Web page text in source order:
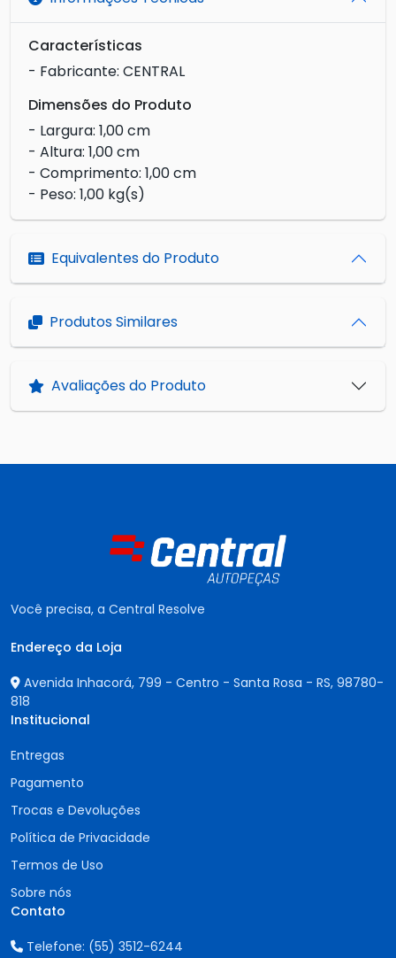
Características
- Fabricante: CENTRAL
Dimensões do Produto
- Largura: 1,00 cm
- Altura: 1,00 cm
- Comprimento: 1,00 cm
- Peso: 1,00 kg(s)
Equivalentes do Produto
Produtos Similares
Avaliações do Produto
Você precisa, a Central Resolve
Endereço da Loja
Avenida Inhacorá, 799 - Centro - Santa Rosa - RS, 98780-
818
Institucional
Entregas
Pagamento
Trocas e Devoluções
Política de Privacidade
Termos de Uso
Sobre nós
Contato
Telefone: (55) 3512-6244